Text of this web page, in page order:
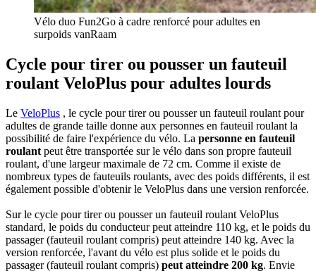
Vélo duo Fun2Go à cadre renforcé pour adultes en
surpoids vanRaam
Cycle pour tirer ou pousser un fauteuil
roulant VeloPlus pour adultes lourds
Le VeloPlus , le cycle pour tirer ou pousser un fauteuil roulant pour
adultes de grande taille donne aux personnes en fauteuil roulant la
possibilité de faire l'expérience du vélo. La personne en fauteuil
roulant peut être transportée sur le vélo dans son propre fauteuil
roulant, d'une largeur maximale de 72 cm. Comme il existe de
nombreux types de fauteuils roulants, avec des poids différents, il est
également possible d'obtenir le VeloPlus dans une version renforcée.
Sur le cycle pour tirer ou pousser un fauteuil roulant VeloPlus
standard, le poids du conducteur peut atteindre 110 kg, et le poids du
passager (fauteuil roulant compris) peut atteindre 140 kg. Avec la
version renforcée, l'avant du vélo est plus solide et le poids du
passager (fauteuil roulant compris) peut atteindre 200 kg. Envie